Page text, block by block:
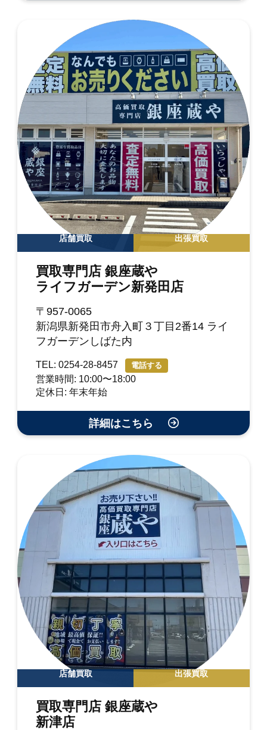
店舗買取 出張買取
買取専門店 銀座蔵や
ライフガーデン新発田店
〒957-0065
新潟県新発田市舟入町３丁目2番14 ライ
フガーデンしばた内
TEL: 0254-28-8457 電話する
営業時間: 10:00〜18:00
定休日: 年末年始
詳細はこちら
店舗買取 出張買取
買取専門店 銀座蔵や
新津店